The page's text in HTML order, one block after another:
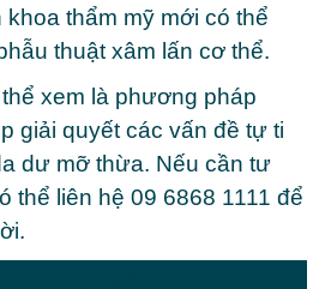
khoa thẩm mỹ mới có thể
thuật xâm lấn cơ thể.
xem là phương pháp
giải quyết các vấn đề tự ti
dư mỡ thừa. Nếu cần tư
thể liên hệ 09 6868 1111 để